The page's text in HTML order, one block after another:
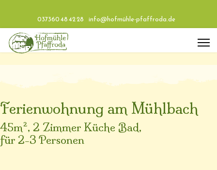
037360 48 42 28 info@hofmühle-pfaffroda.de
Ferienwohnung am Mühlbach
45m², 2 Zimmer Küche Bad,
für 2-3 Personen